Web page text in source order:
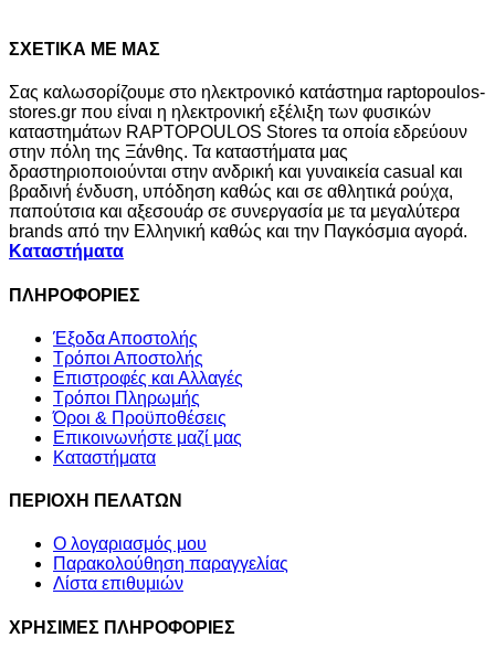
ΣΧΕΤΙΚΑ ΜΕ ΜΑΣ
Σας καλωσορίζουμε στο ηλεκτρονικό κατάστημα raptopoulos-
stores.gr που είναι η ηλεκτρονική εξέλιξη των φυσικών
καταστημάτων RAPTOPOULOS Stores τα οποία εδρεύουν
στην πόλη της Ξάνθης. Τα καταστήματα μας
δραστηριοποιούνται στην ανδρική και γυναικεία casual και
βραδινή ένδυση, υπόδηση καθώς και σε αθλητικά ρούχα,
παπούτσια και αξεσουάρ σε συνεργασία με τα μεγαλύτερα
brands από την Ελληνική καθώς και την Παγκόσμια αγορά.
Καταστήματα
ΠΛΗΡΟΦΟΡΙΕΣ
Έξοδα Αποστολής
Τρόποι Αποστολής
Επιστροφές και Αλλαγές
Τρόποι Πληρωμής
Όροι & Προϋποθέσεις
Επικοινωνήστε μαζί μας
Καταστήματα
ΠΕΡΙΟΧΗ ΠΕΛΑΤΩΝ
Ο λογαριασμός μου
Παρακολούθηση παραγγελίας
Λίστα επιθυμιών
ΧΡΗΣΙΜΕΣ ΠΛΗΡΟΦΟΡΙΕΣ